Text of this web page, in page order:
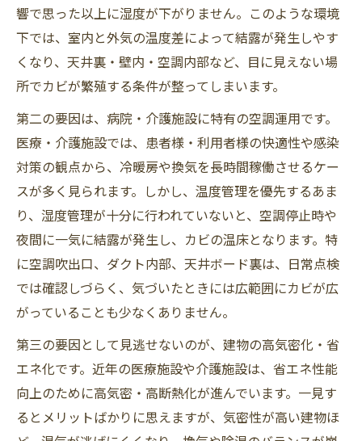
響で思った以上に湿度が下がりません。このような環境
下では、室内と外気の温度差によって結露が発生しやす
くなり、天井裏・壁内・空調内部など、目に見えない場
所でカビが繁殖する条件が整ってしまいます。
第二の要因は、病院・介護施設に特有の空調運用です。
医療・介護施設では、患者様・利用者様の快適性や感染
対策の観点から、冷暖房や換気を長時間稼働させるケー
スが多く見られます。しかし、温度管理を優先するあま
り、湿度管理が十分に行われていないと、空調停止時や
夜間に一気に結露が発生し、カビの温床となります。特
に空調吹出口、ダクト内部、天井ボード裏は、日常点検
では確認しづらく、気づいたときには広範囲にカビが広
がっていることも少なくありません。
第三の要因として見逃せないのが、建物の高気密化・省
エネ化です。近年の医療施設や介護施設は、省エネ性能
向上のために高気密・高断熱化が進んでいます。一見す
るとメリットばかりに思えますが、気密性が高い建物ほ